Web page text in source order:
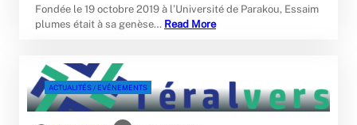
Fondée le 19 octobre 2019 à l’Université de Parakou, Essaim
plumes était à sa genèse… Read More
ACTUALITÉS / EVÉNEMENTS